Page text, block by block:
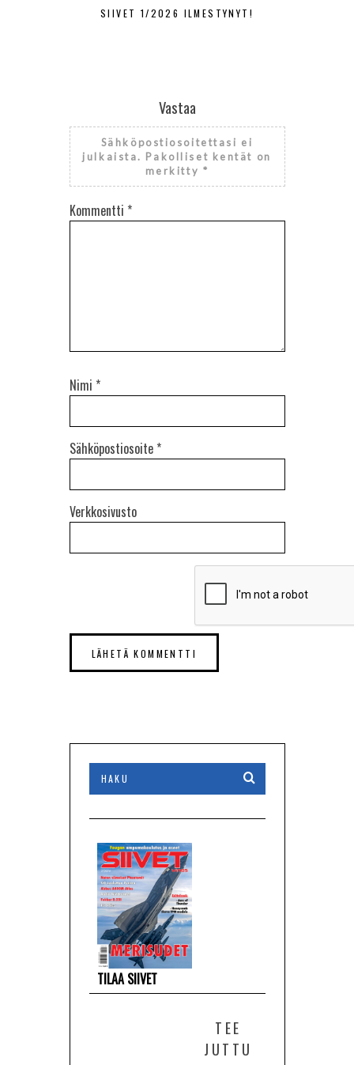
SIIVET 1/2026 ILMESTYNYT!
Vastaa
Sähköpostiosoitettasi ei
julkaista. Pakolliset kentät on
merkitty *
Kommentti *
Nimi *
Sähköpostiosoite *
Verkkosivusto
TILAA SIIVET
TEE
JUTTU